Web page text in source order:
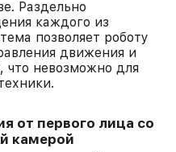
Раздельно
каждого из
позволяет роботу
движения и
что невозможно для
от первого лица со
камерой